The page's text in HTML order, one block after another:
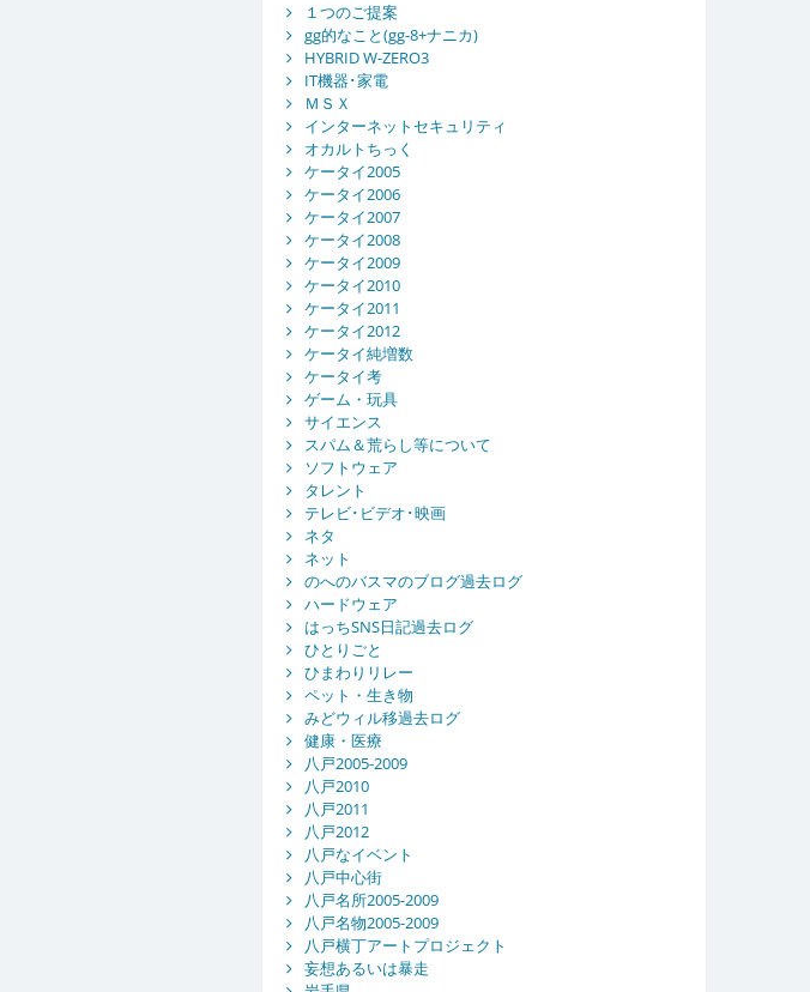
１つのご提案
gg的なこと(gg-8+ナニカ)
HYBRID W-ZERO3
IT機器･家電
ＭＳＸ
インターネットセキュリティ
オカルトちっく
ケータイ2005
ケータイ2006
ケータイ2007
ケータイ2008
ケータイ2009
ケータイ2010
ケータイ2011
ケータイ2012
ケータイ純増数
ケータイ考
ゲーム・玩具
サイエンス
スパム＆荒らし等について
ソフトウェア
タレント
テレビ･ビデオ･映画
ネタ
ネット
のへのバスマのブログ過去ログ
ハードウェア
はっちSNS日記過去ログ
ひとりごと
ひまわりリレー
ペット・生き物
みどウィル移過去ログ
健康・医療
八戸2005-2009
八戸2010
八戸2011
八戸2012
八戸なイベント
八戸中心街
八戸名所2005-2009
八戸名物2005-2009
八戸横丁アートプロジェクト
妄想あるいは暴走